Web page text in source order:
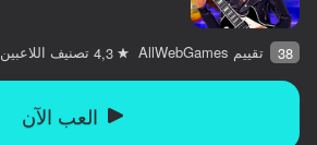
38 تقييم AllWebGames 4,3 تصنيف اللاعبين
العب الآن